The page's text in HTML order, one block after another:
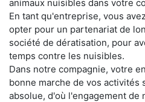
animaux nuisibles dans votre
En tant qu'entreprise, vous
opter pour un partenariat de
société de dératisation, pour
temps contre les nuisibles.
Dans notre compagnie, votre
bonne marche de vos activités
absolue, d'où l'engagement de